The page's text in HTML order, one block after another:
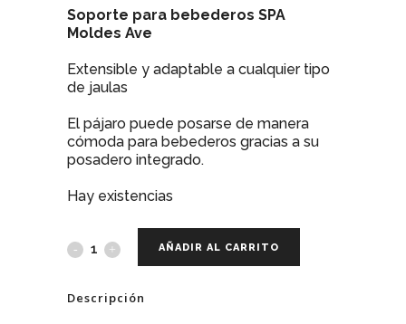
Soporte para bebederos SPA
Moldes Ave
Extensible y adaptable a cualquier tipo
de jaulas
El pájaro puede posarse de manera
cómoda para bebederos gracias a su
posadero integrado.
Hay existencias
AÑADIR AL CARRITO
Descripción